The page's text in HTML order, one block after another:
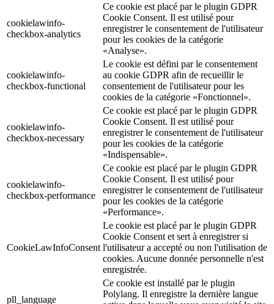
cookielawinfo-
checkbox-analytics
Ce cookie est placé par le plugin GDPR
Cookie Consent. Il est utilisé pour
enregistrer le consentement de l'utilisateur
pour les cookies de la catégorie
«Analyse».
cookielawinfo-
checkbox-functional
Le cookie est défini par le consentement
au cookie GDPR afin de recueillir le
consentement de l'utilisateur pour les
cookies de la catégorie «Fonctionnel».
cookielawinfo-
checkbox-necessary
Ce cookie est placé par le plugin GDPR
Cookie Consent. Il est utilisé pour
enregistrer le consentement de l'utilisateur
pour les cookies de la catégorie
«Indispensable».
cookielawinfo-
checkbox-performance
Ce cookie est placé par le plugin GDPR
Cookie Consent. Il est utilisé pour
enregistrer le consentement de l'utilisateur
pour les cookies de la catégorie
«Performance».
CookieLawInfoConsent
Le cookie est placé par le plugin GDPR
Cookie Consent et sert à enregistrer si
l'utilisateur a accepté ou non l'utilisation de
cookies. Aucune donnée personnelle n'est
enregistrée.
pll_language
Ce cookie est installé par le plugin
Polylang. Il enregistre la dernière langue